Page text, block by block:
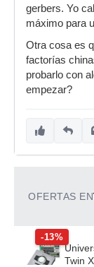
gerbers. Yo
máximo para
Otra cosa es
factorías
probarlo con
empezar?
OFERTAS EN
-13%
Twin